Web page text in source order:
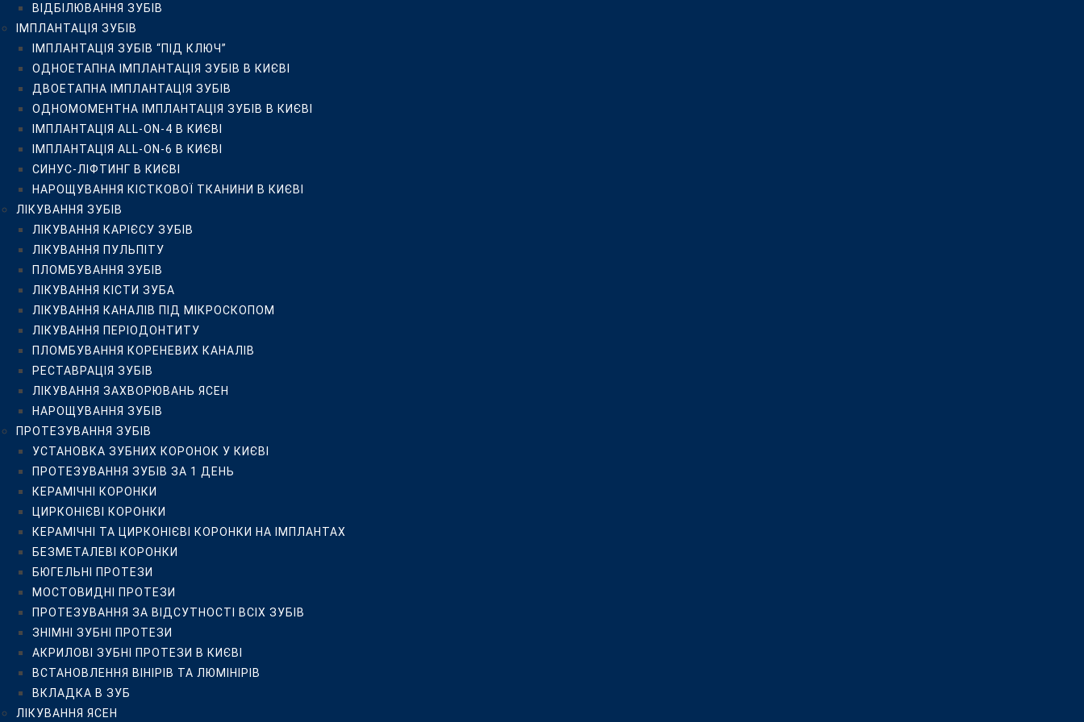
ЛІКУВАННЯ ЗУБІВ
ЛІКУВАННЯ КАРІЄСУ ЗУБІВ
ЛІКУВАННЯ ПУЛЬПІТУ
ПЛОМБУВАННЯ ЗУБІВ
ЛІКУВАННЯ КІСТИ ЗУБА
ЛІКУВАННЯ КАНАЛІВ ПІД МІКРОСКОПОМ
ЛІКУВАННЯ ПЕРІОДОНТИТУ
ПЛОМБУВАННЯ КОРЕНЕВИХ КАНАЛІВ
РЕСТАВРАЦІЯ ЗУБІВ
ЛІКУВАННЯ ЗАХВОРЮВАНЬ ЯСЕН
НАРОЩУВАННЯ ЗУБІВ
ПРОТЕЗУВАННЯ ЗУБІВ
УСТАНОВКА ЗУБНИХ КОРОНОК У КИЄВІ
ПРОТЕЗУВАННЯ ЗУБІВ ЗА 1 ДЕНЬ
КЕРАМІЧНІ КОРОНКИ
ЦИРКОНІЄВІ КОРОНКИ
КЕРАМІЧНІ ТА ЦИРКОНІЄВІ КОРОНКИ НА ІМПЛАНТАХ
БЕЗМЕТАЛЕВІ КОРОНКИ
БЮГЕЛЬНІ ПРОТЕЗИ
МОСТОВИДНІ ПРОТЕЗИ
ПРОТЕЗУВАННЯ ЗА ВІДСУТНОСТІ ВСІХ ЗУБІВ
ЗНІМНІ ЗУБНІ ПРОТЕЗИ
АКРИЛОВІ ЗУБНІ ПРОТЕЗИ В КИЄВІ
ВСТАНОВЛЕННЯ ВІНІРІВ ТА ЛЮМІНІРІВ
ВКЛАДКА В ЗУБ
ЛІКУВАННЯ ЯСЕН
ЛІКУВАННЯ ПАРОДОНТИТУ
ЛІКУВАННЯ ГІНГІВІТУ
ЛІКУВАННЯ ПАРОДОНТОЗУ
ЛІКУВАННЯ ЛАЗЕРОМ
ВЕКТОР-ТЕРАПІЯ ЯСЕН
ХІРУРГІЧНА СТОМАТОЛОГІЯ
ВИДАЛЕННЯ “ЗУБІВ МУДРОСТІ”
ВИДАЛЕННЯ ЗУБІВ
ІМПЛАНТАЦІЯ ЗУБІВ
ХІРУРГІЧНІ ОПЕРАЦІЇ НА ЩЕЛЕПАХ ТА ЯСНАХ
ВІДБІЛЮВАННЯ ЗУБІВ
ІМПЛАНТАЦІЯ ЗУБІВ
ІМПЛАНТАЦІЯ ЗУБІВ “ПІД КЛЮЧ”
ОДНОЕТАПНА ІМПЛАНТАЦІЯ ЗУБІВ В КИЄВІ
ДВОЕТАПНА ІМПЛАНТАЦІЯ ЗУБІВ
ОДНОМОМЕНТНА ІМПЛАНТАЦІЯ ЗУБІВ В КИЄВІ
ІМПЛАНТАЦІЯ ALL-ON-4 В КИЄВІ
ІМПЛАНТАЦІЯ ALL-ON-6 В КИЄВІ
СИНУС-ЛІФТИНГ В КИЄВІ
НАРОЩУВАННЯ КІСТКОВОЇ ТКАНИНИ В КИЄВІ
ЛІКУВАННЯ ЗУБІВ
ЛІКУВАННЯ КАРІЄСУ ЗУБІВ
ЛІКУВАННЯ ПУЛЬПІТУ
ПЛОМБУВАННЯ ЗУБІВ
ЛІКУВАННЯ КІСТИ ЗУБА
ЛІКУВАННЯ КАНАЛІВ ПІД МІКРОСКОПОМ
ЛІКУВАННЯ ПЕРІОДОНТИТУ
ПЛОМБУВАННЯ КОРЕНЕВИХ КАНАЛІВ
РЕСТАВРАЦІЯ ЗУБІВ
ЛІКУВАННЯ ЗАХВОРЮВАНЬ ЯСЕН
НАРОЩУВАННЯ ЗУБІВ
ПРОТЕЗУВАННЯ ЗУБІВ
УСТАНОВКА ЗУБНИХ КОРОНОК У КИЄВІ
ПРОТЕЗУВАННЯ ЗУБІВ ЗА 1 ДЕНЬ
КЕРАМІЧНІ КОРОНКИ
ЦИРКОНІЄВІ КОРОНКИ
КЕРАМІЧНІ ТА ЦИРКОНІЄВІ КОРОНКИ НА ІМПЛАНТАХ
БЕЗМЕТАЛЕВІ КОРОНКИ
БЮГЕЛЬНІ ПРОТЕЗИ
МОСТОВИДНІ ПРОТЕЗИ
ПРОТЕЗУВАННЯ ЗА ВІДСУТНОСТІ ВСІХ ЗУБІВ
ЗНІМНІ ЗУБНІ ПРОТЕЗИ
АКРИЛОВІ ЗУБНІ ПРОТЕЗИ В КИЄВІ
ВСТАНОВЛЕННЯ ВІНІРІВ ТА ЛЮМІНІРІВ
ВКЛАДКА В ЗУБ
ЛІКУВАННЯ ЯСЕН